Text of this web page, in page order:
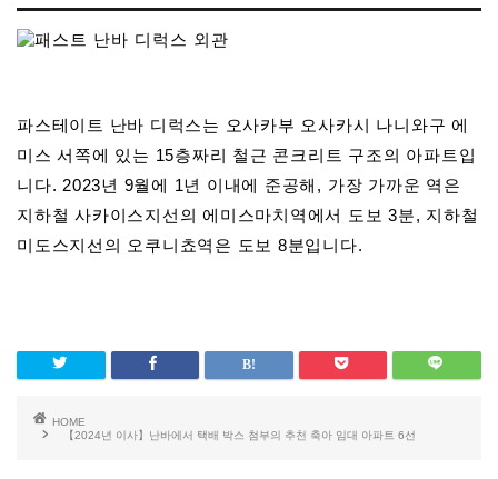
파스테이트 난바 디럭스는 오사카부 오사카시 나니와구 에
미스 서쪽에 있는 15층짜리 철근 콘크리트 구조의 아파트입
니다. 2023년 9월에 1년 이내에 준공해, 가장 가까운 역은
지하철 사카이스지선의 에미스마치역에서 도보 3분, 지하철
미도스지선의 오쿠니쵸역은 도보 8분입니다.
HOME
【2024년 이사】난바에서 택배 박스 첨부의 추천 축아 임대 아파트 6선